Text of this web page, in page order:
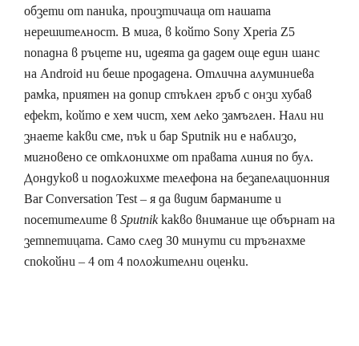
обзети от паника, произтичаща от нашата
нерешителност. В мига, в който Sony Xperia Z5
попадна в ръцете ни, идеята да дадем още един шанс
на Android ни беше продадена. Отлична алуминиева
рамка, приятен на допир стъклен гръб с онзи хубав
ефект, който е хем чист, хем леко замъглен. Нали ни
знаете какви сме, пък и бар Sputnik ни е наблизо,
мигновено се отклонихме от правата линия по бул.
Дондуков и подложихме телефона на безапелационния
Bar Conversation Test – я да видим барманите и
посетителите вSputnikкакво внимание ще обърнат на
зетпетицата. Само след 30 минути си тръгнахме
спокойни – 4 от 4 положителни оценки.